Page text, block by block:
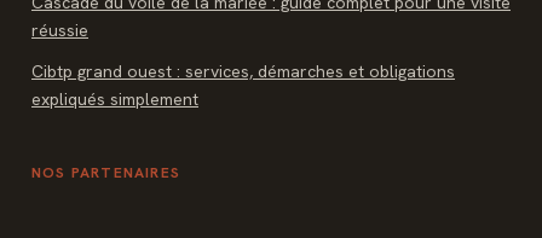
réussie
Cibtp grand ouest : services, démarches et obligations
expliqués simplement
NOS PARTENAIRES